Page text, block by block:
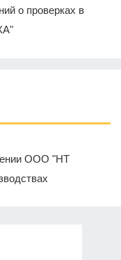
о проверках в
ООО "НТ